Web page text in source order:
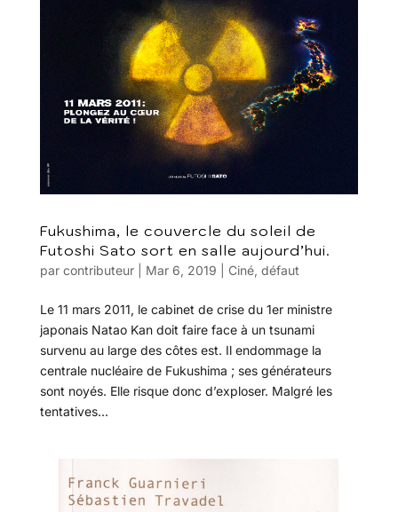
Fukushima, le couvercle du soleil de
Futoshi Sato sort en salle aujourd’hui.
par contributeur| Mar 6, 2019 Ciné, défaut
Le 11 mars 2011, le cabinet de crise du 1er ministre
japonais Natao Kan doit faire face à un tsunami
survenu au large des côtes est. Il endommage la
centrale nucléaire de Fukushima ; ses générateurs
sont noyés. Elle risque donc d’exploser. Malgré les
tentatives...